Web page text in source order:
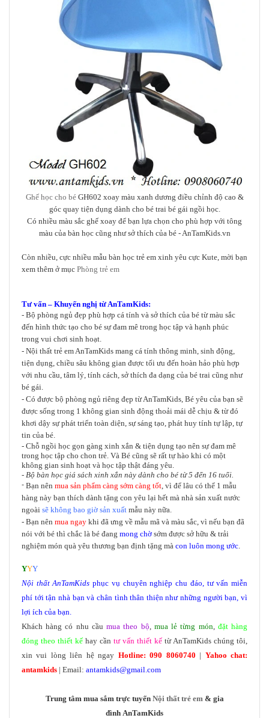
Ghế học cho béGH602 xoay màu xanh dương điều chỉnh độ cao &
góc quay tiện dụng dành cho bé trai bé gái ngồi học.
Có nhiều màu sắc ghế xoay để bạn lựa chọn cho phù hợp với tông
màu của bàn học cũng như sở thích của bé - AnTamKids.vn
Còn nhiều, cực nhiều mẫu bàn học trẻ em xinh yêu cực Kute, mời bạn
xem thêm ở mục Phòng trẻ em
Tư vấn – Khuyến nghị từ AnTamKids:
- Bộ phòng ngủ đẹp phù hợp cá tính và sở thích của bé từ màu sắc
đến hình thức tạo cho bé sự đam mê trong học tập và hạnh phúc
trong vui chơi sinh hoạt.
- Nội thất trẻ em AnTamKids mang cá tính thông minh, sinh động,
tiện dụng, chiều sâu không gian được tối ưu đến hoàn hảo phù hợp
với nhu cầu, tâm lý, tính cách, sở thích đa dạng của bé trai cũng như
bé gái.
- Có được bộ phòng ngủ riêng đẹp từ AnTamKids, Bé yêu của bạn sẽ
được sống trong 1 không gian sinh động thoải mái dễ chịu & từ đó
khơi dậy sự phát triển toàn diện, sự sáng tạo, phát huy tính tự lập, tự
tin của bé.
- Chỗ ngồi học gọn gàng xinh xắn & tiện dụng tạo nên sự đam mê
trong học tập cho chon trẻ. Và Bé cũng sẽ rất tự hào khi có một
không gian sinh hoạt và học tập thật đáng yêu.
- Bộ bàn học giá sách xinh xắn này dành cho bé từ 5 đến 16 tuổi.
- Bạn nên mua sản phẩm càng sớm càng tốt , vì để lâu có thể 1 mẫu
hàng này bạn thích dành tặng con yêu lại hết mà nhà sản xuất nước
ngoài sẽ không bao giờ sản xuất mẫu này nữa.
- Bạn nên mua ngay khi đã ưng về mẫu mã và màu sắc, vì nếu bạn đã
nói với bé thì chắc là bé đang mong chờ sớm được sở hữu & trải
nghiệm món quà yêu thương bạn định tặng mà con luôn mong ước
YYY
Nội thấtAnTamKids phục vụ chuyên nghiệp chu đáo, tư vấn miễn
phí tới tận nhà bạn và chân tình thân thiện như những người bạn, vì
lợi ích của bạn.
Khách hàng có nhu cầumua theo bộ mua lẻ từng món đặt hàng
đóng theo thiết kế hay cần tư vấn thiết kế từ AnTamKids chúng tôi,
xin vui lòng liên hệ ngay Hotline: 090 8060740 | Yahoo chat:
antamkids | Email: antamkids@gmail.com
Trung tâm mua sắm trực tuyến Nội thất trẻ em & gia
đình AnTamKids